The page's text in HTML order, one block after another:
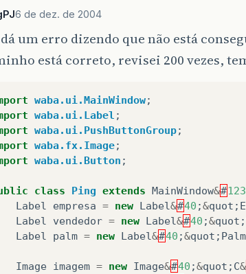
6 de dez. de 2004
um erro dizendo que não está
está correto, revisei 200 vezes,
waba.ui.MainWindow;
waba.ui.Label ;
waba.ui.PushButtonGroup;
waba.fx.Image;
waba.ui.Button ;
class Ping extends MainWindow&#123
Label
empresa = new Label&#40 ;&quot ;
Label
vendedor = new Label&#40 ;&quot ;
Label
palm = new Label&#40 ;&quot ; Palm
Image imagem = new Image&#40 ;&quot ; C&